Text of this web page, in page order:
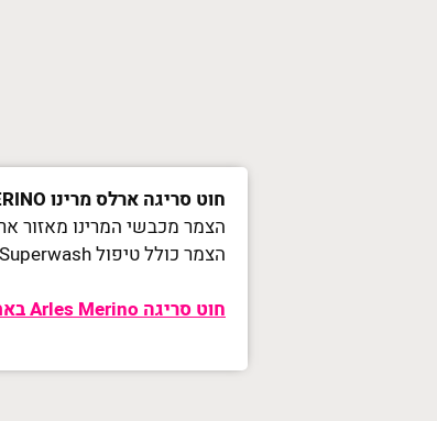
חוט סריגה ארלס מרינו ARLES MERINO
הצמר מכבשי המרינו מאזור ארל
הצמר כולל טיפול Superwash לשיפור התכונות של הסיב, עם המספר הגדול ביותר של לולאות לסנטימטר.
חוט סריגה Arles Merino באתר KATIA